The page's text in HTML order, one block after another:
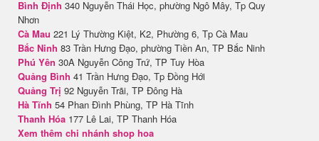
Bình Định 340 Nguyễn Thái Học, phường Ngô Mây, Tp Quy
Nhơn
Cà Mau 221 Lý Thường Kiệt, K2, Phường 6, Tp Cà Mau
Bắc Ninh 83 Trần Hưng Đạo, phường Tiền An, TP Bắc Ninh
Phú Yên 30A Nguyễn Công Trứ, TP Tuy Hòa
Quảng Bình 41 Trần Hưng Đạo, Tp Đồng Hới
Quảng Trị 92 Nguyễn Trãi, TP Đông Hà
Hà Tĩnh 54 Phan Đình Phùng, TP Hà Tĩnh
Thanh Hóa 177 Lê Lai, TP Thanh Hóa
Xem thêm chi nhánh shop hoa